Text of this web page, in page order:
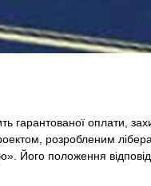
гарантованої оплати,
розробленим
Його положення